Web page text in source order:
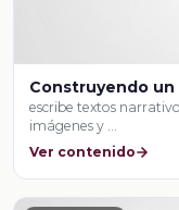
Construyendo
escribe textos
imágenes y …
Ver contenido